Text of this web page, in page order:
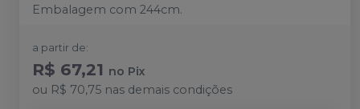
Embalagem com 244cm.
a partir de:
R$ 67,21 no Pix
ou R$ 70,75 nas demais condições